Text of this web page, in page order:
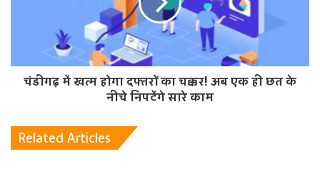
चंडीगढ़ में खत्म होगा दफ्तरों का चक्कर! अब एक ही छत के
नीचे निपटेंगे सारे काम
Related Articles